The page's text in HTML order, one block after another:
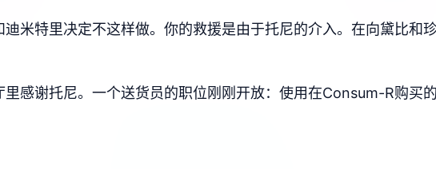
米特里决定不这样做。你的救援是由于托尼的介入。在向黛比和
感谢托尼。一个送货员的职位刚刚开放：使用在Consum-R购买